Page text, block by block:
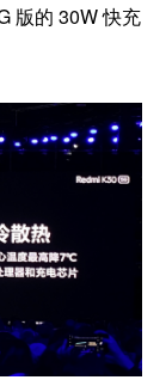
版的 30W 快充